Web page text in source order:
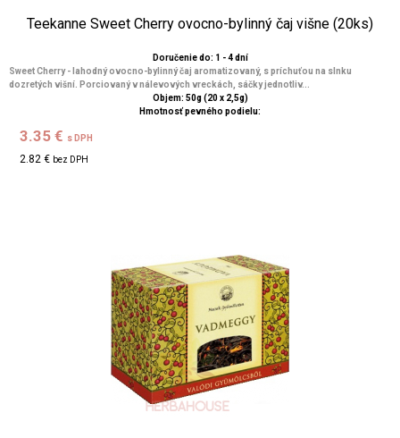
Teekanne Sweet Cherry ovocno-bylinný čaj višne (20ks)
Doručenie do: 1 - 4 dní
Sweet Cherry - lahodný ovocno-bylinný čaj aromatizovaný, s príchuťou na slnku
dozretých višní. Porciovaný v nálevových vreckách, sáčky jednotliv...
Objem: 50g (20 x 2,5g)
Hmotnosť pevného podielu:
3.35 € s DPH
2.82 € bez DPH